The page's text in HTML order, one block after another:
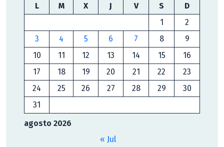
agosto 2026
L M X J V S
D
1
2
3
4 5 6 7 8
9
10
11 12 13 14 15
16
17
18 19 20 21 22
23
24
25 26 27 28 29
30
31
« Jul